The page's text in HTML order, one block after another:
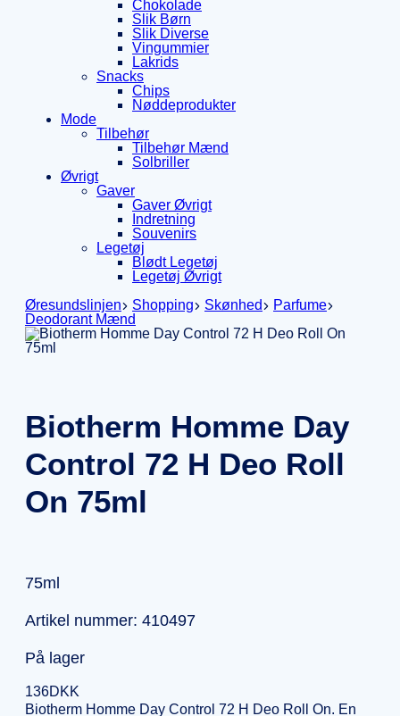
Chokolade
Slik Børn
Slik Diverse
Vingummier
Lakrids
Snacks
Chips
Nøddeprodukter
Mode
Tilbehør
Tilbehør Mænd
Solbriller
Øvrigt
Gaver
Gaver Øvrigt
Indretning
Souvenirs
Legetøj
Blødt Legetøj
Legetøj Øvrigt
Øresundslinjen
Shopping Skønhed
Parfume
Deodorant Mænd
Biotherm Homme Day
Control 72 H Deo Roll
On 75ml
75ml
Artikel nummer: 410497
På lager
136DKK
Biotherm Homme Day Control 72 H Deo Roll On. En